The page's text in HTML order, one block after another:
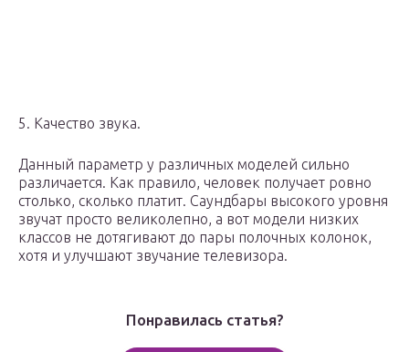
5. Качество звука.
Данный параметр у различных моделей сильно
различается. Как правило, человек получает ровно
столько, сколько платит. Саундбары высокого уровня
звучат просто великолепно, а вот модели низких
классов не дотягивают до пары полочных колонок,
хотя и улучшают звучание телевизора.
Понравилась статья?